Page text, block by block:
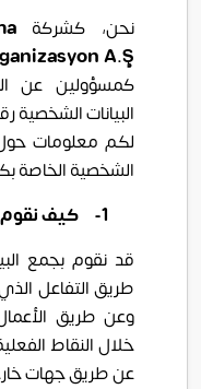
نحن، كشركة
A.Ş
كمسؤولين عن
البيانات الشخصية
لكم معلومات حول
الشخصية الخاصة
1-
كيف نقوم
قد نقوم بجمع
طريق التفاعل
وعن طريق
خلال النقاط
عن طريق جهات